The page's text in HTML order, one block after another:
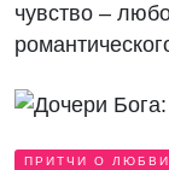
чувство –
ПРИТЧИ О ЛЮБВИ